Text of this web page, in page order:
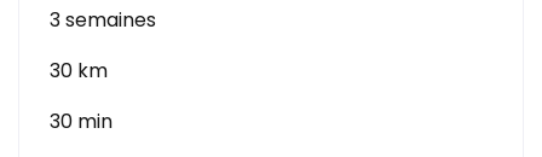
3 semaines
30 km
30 min